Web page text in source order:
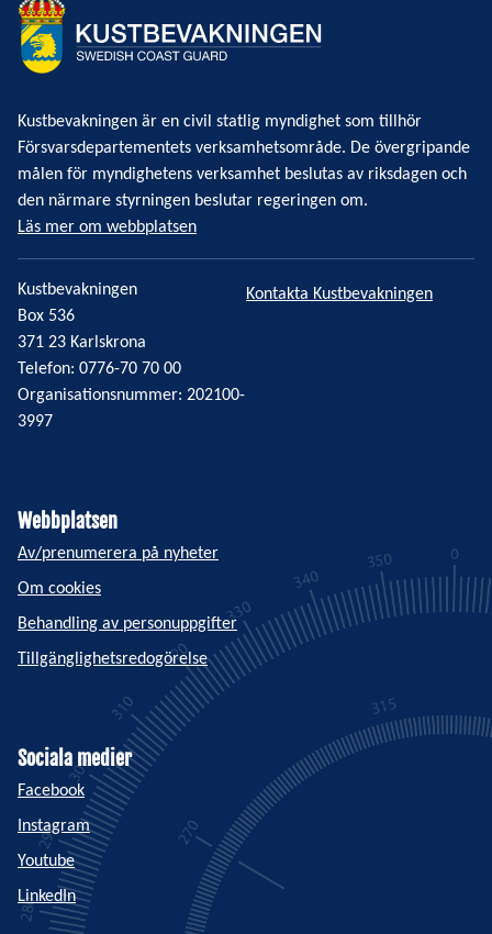
Kustbevakningen är en civil statlig myndighet som tillhör
Försvarsdepartementets verksamhetsområde. De övergripande
målen för myndighetens verksamhet beslutas av riksdagen och
den närmare styrningen beslutar regeringen om.
Läs mer om webbplatsen
Kustbevakningen
Box 536
371 23 Karlskrona
Telefon: 0776-70 70 00
Organisationsnummer: 202100-
3997
Kontakta Kustbevakningen
Webbplatsen
Av/prenumerera på nyheter
Om cookies
Behandling av personuppgifter
Tillgänglighetsredogörelse
Sociala medier
Facebook
Instagram
Youtube
LinkedIn